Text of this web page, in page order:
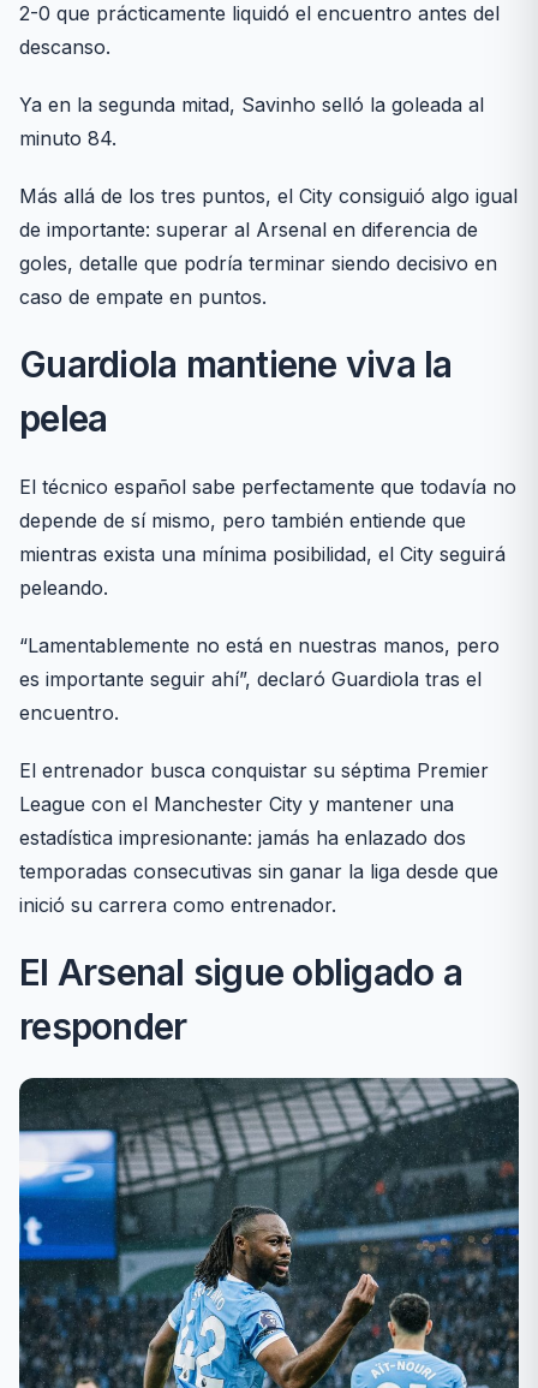
2-0 que prácticamente liquidó el encuentro antes del
descanso.
Ya en la segunda mitad, Savinho selló la goleada al
minuto 84.
Más allá de los tres puntos, el City consiguió algo igual
de importante: superar al Arsenal en diferencia de
goles, detalle que podría terminar siendo decisivo en
caso de empate en puntos.
Guardiola mantiene viva la
pelea
El técnico español sabe perfectamente que todavía no
depende de sí mismo, pero también entiende que
mientras exista una mínima posibilidad, el City seguirá
peleando.
“Lamentablemente no está en nuestras manos, pero
es importante seguir ahí”, declaró Guardiola tras el
encuentro.
El entrenador busca conquistar su séptima Premier
League con el Manchester City y mantener una
estadística impresionante: jamás ha enlazado dos
temporadas consecutivas sin ganar la liga desde que
inició su carrera como entrenador.
El Arsenal sigue obligado a
responder